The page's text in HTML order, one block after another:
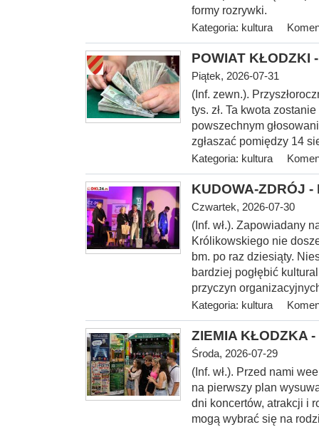
formy rozrywki.
Kategoria: kultura
POWIAT KŁODZKI
Piątek, 2026-07-31
(Inf. zewn.).
tys. zł. Ta kwota
powszechnym
zgłaszać pomiędzy 14
Kategoria: kultura
KUDOWA-ZDRÓJ
Czwartek, 2026-07-30
(Inf. wł.). Zapowiadany
Królikowskiego nie
bm. po raz dziesiąty.
bardziej pogłębić
przyczyn
Kategoria: kultura
ZIEMIA KŁODZKA
Środa, 2026-07-29
(Inf. wł.). Przed nami
na pierwszy plan
dni koncertów, atrakcji i
mogą wybrać się na